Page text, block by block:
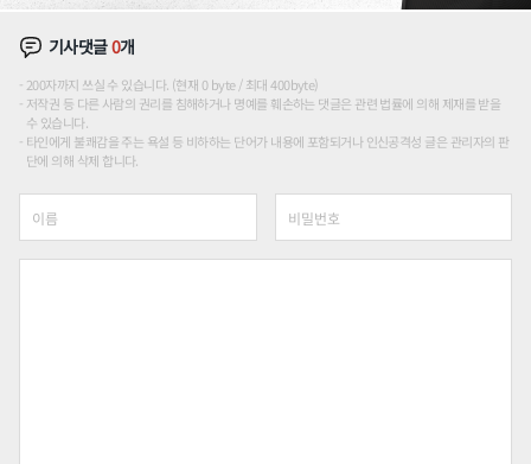
기사댓글0개
200자까지 쓰실 수 있습니다. (현재 0 byte / 최대 400byte)
저작권 등 다른 사람의 권리를 침해하거나 명예를 훼손하는 댓글은 관련 법률에 의해 제재를 받을
수 있습니다.
타인에게 불쾌감을 주는 욕설 등 비하하는 단어가 내용에 포함되거나 인신공격성 글은 관리자의 판
단에 의해 삭제 합니다.